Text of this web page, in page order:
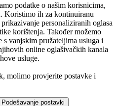
podatke o našim korisnicima,
Koristimo ih za kontinuiranu
personaliziranih oglasa
korištenja. Također možemo
s vanjskim pružateljima usluga i
online oglašivačkih kanala
usluge.
molimo provjerite postavke i
Podešavanje postavki